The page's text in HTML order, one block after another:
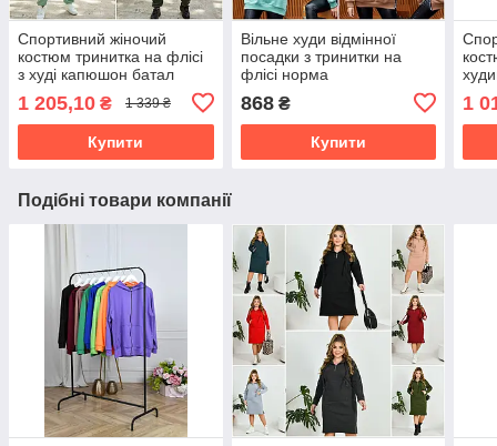
Спортивний жіночий
костюм тринитка на флісі
з худі капюшон батал
1 205,10 ₴ 1 339 ₴
Купити
Вільне худи відмінної
посадки з тринитки на
флісі норма
868₴
Купити
1
Подібні товари компанії